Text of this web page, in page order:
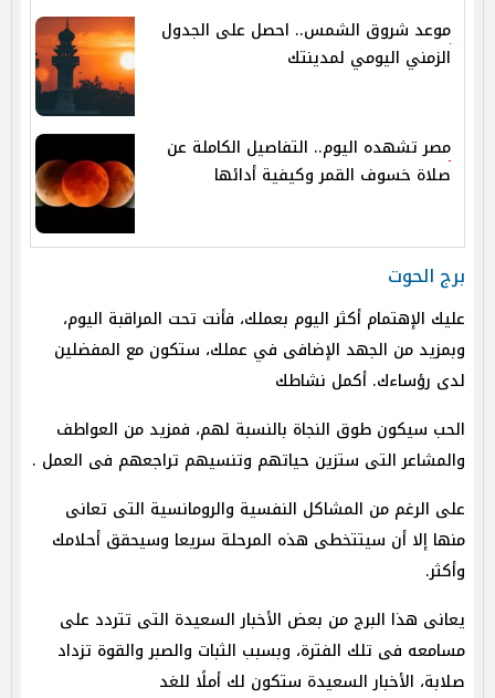
موعد شروق الشمس.. احصل على الجدول
الزمني اليومي لمدينتك
مصر تشهده اليوم.. التفاصيل الكاملة عن
صلاة خسوف القمر وكيفية أدائها
برج الحوت
عليك الإهتمام أكثر اليوم بعملك، فأنت تحت المراقبة اليوم،
وبمزيد من الجهد الإضافى في عملك، ستكون مع المفضلين
لدى رؤساءك. أكمل نشاطك
الحب سيكون طوق النجاة بالنسبة لهم، فمزيد من العواطف
والمشاعر التى ستزين حياتهم وتنسيهم تراجعهم فى العمل .
على الرغم من المشاكل النفسية والرومانسية التى تعانى
منها إلا أن سيتتخطى هذه المرحلة سريعا وسيحقق أحلامك
وأكثر.
يعانى هذا البرج من بعض الأخبار السعيدة التى تتردد على
مسامعه فى تلك الفترة، وبسبب الثبات والصبر والقوة تزداد
صلابة، الأخبار السعيدة ستكون لك أملًا للغد